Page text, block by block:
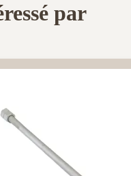
par